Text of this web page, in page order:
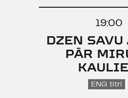
19:00
DZEN SAVU
PĀR
ENG titri